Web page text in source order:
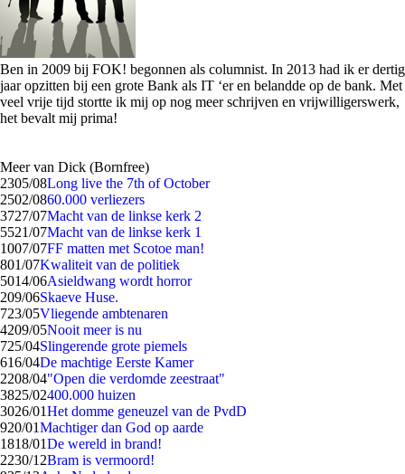
Ben in 2009 bij FOK! begonnen als columnist. In 2013 had ik er dertig
jaar opzitten bij een grote Bank als IT ‘er en belandde op de bank. Met
veel vrije tijd stortte ik mij op nog meer schrijven en vrijwilligerswerk,
het bevalt mij prima!
Meer van Dick (Bornfree)
2305/08Long live the 7th of October
2502/0860.000 verliezers
3727/07Macht van de linkse kerk 2
5521/07Macht van de linkse kerk 1
1007/07FF matten met Scotoe man!
801/07Kwaliteit van de politiek
5014/06Asieldwang wordt horror
209/06Skaeve Huse.
723/05Vliegende ambtenaren
4209/05Nooit meer is nu
725/04Slingerende grote piemels
616/04De machtige Eerste Kamer
2208/04"Open die verdomde zeestraat"
3825/02400.000 huizen
3026/01Het domme geneuzel van de PvdD
920/01Machtiger dan God op aarde
1818/01De wereld in brand!
2230/12Bram is vermoord!